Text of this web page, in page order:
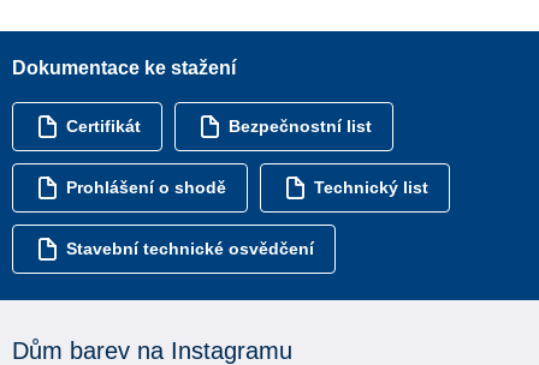
Dokumentace ke stažení
Certifikát Bezpečnostní list
Prohlášení o shodě Technický list
Stavební technické osvědčení
Dům barev na Instagramu